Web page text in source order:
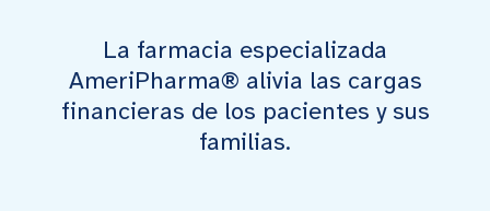
La farmacia especializada
AmeriPharma® alivia las cargas
financieras de los pacientes y sus
familias.